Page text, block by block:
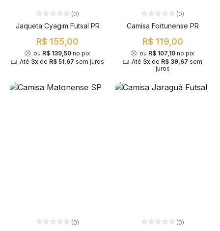
(0)
Jaqueta Cyagim Futsal PR
R$ 155,00
ou R$ 139,50 no pix
Até 3x de R$ 51,67 sem juros
(0)
Camisa Fortunense PR
R$ 119,00
ou R$ 107,10 no pix
Até 3x de R$ 39,67 sem
juros
(0) (0)